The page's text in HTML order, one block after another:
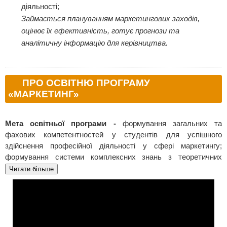
діяльності;
Займається плануванням маркетингових заходів,
оцінює їх ефективність, готує прогнози та
аналітичну інформацію для керівництва.
ПРО ОСВІТНЮ ПРОГРАМУ
«МАРКЕТИНГ»
Мета освітньої програми -формування загальних та
фахових компетентностей у студентів для успішного
здійснення професійної діяльності у сфері маркетингу;
формування системи комплексних знань з теоретичних
засад, методичних аспектів та практичних навичок у сфері
маркетингу, як провідної складової системи управління
Читати більше